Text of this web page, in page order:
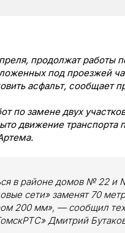
продолжат работы
под проезжей
асфальт, сообщает
по замене двух
движение транспорта
в районе домов № 22 и
сети» заменят70
200 мм», — сообщил
Дмитрий